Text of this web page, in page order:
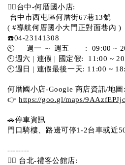
💁‍♀️台中-何厝國小店:
台中市西屯區何厝街67巷13號
( #導航何厝國小大門正對面巷內 )
☎️04-23141308
🕙     週一 ～ 週五       :  09:00 ~
🕙週六 | 連假 | 國定假:  11:00 ~
🕙週日 | 連假最後一天: 11:00 ~
何厝國小店-Google 商店資訊/地圖:
👉 https://goo.gl/maps/
🚗停車資訊
門口騎樓、路邊可停1-2台車或近
--------
💁‍♀️ 台北-禮客公館店: